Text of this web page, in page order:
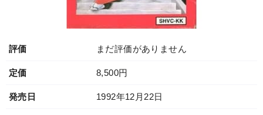
評価 まだ評価がありません
定価 8,500円
発売日 1992年12月22日